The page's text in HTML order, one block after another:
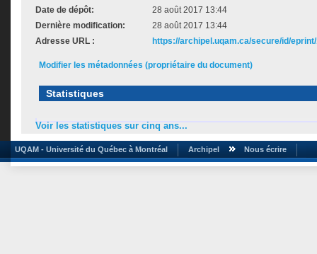
Date de dépôt:
28 août 2017 13:44
Dernière modification:
28 août 2017 13:44
Adresse URL :
https://archipel.uqam.ca/secure/id/
Modifier les métadonnées (propriétaire du document)
Statistiques
Voir les statistiques sur cinq ans...
UQAM - Université du Québec à Montréal Archipel Nous écrire